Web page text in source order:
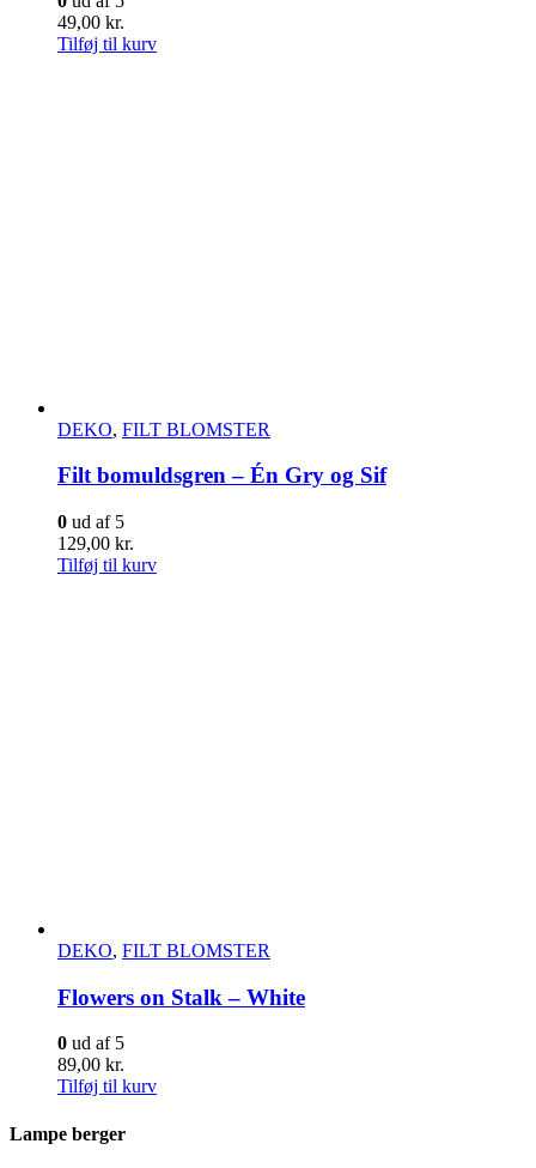
49,00 kr.
Tilføj til kurv
DEKO, FILT BLOMSTER
Filt bomuldsgren – Én Gry og Sif
0 ud af 5
129,00 kr.
Tilføj til kurv
DEKO, FILT BLOMSTER
Flowers on Stalk – White
0 ud af 5
89,00 kr.
Tilføj til kurv
Lampe berger